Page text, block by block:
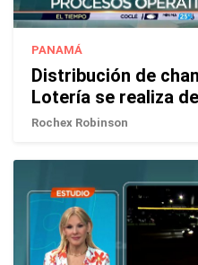
PANAMÁ
Distribución de
Lotería se realiza
Rochex Robinson